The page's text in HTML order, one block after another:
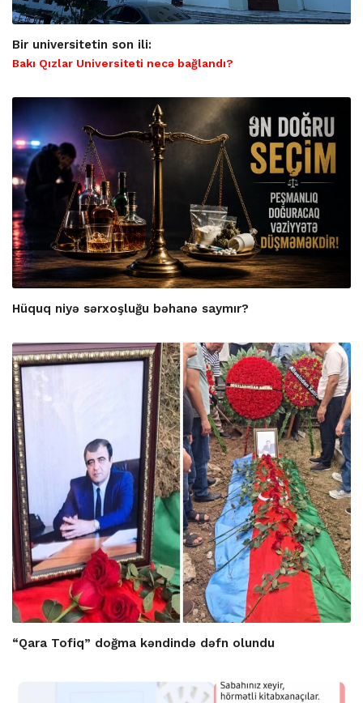
Bir universitetin son ili:
Bakı Qızlar Universiteti necə bağlandı?
Hüquq niyə sərxoşluğu bəhanə saymır?
“Qara Tofiq” doğma kəndində dəfn olundu